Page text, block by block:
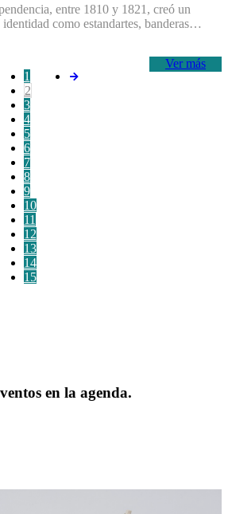
entre 1810 y 1821, creó un
como estandartes, banderas…
Ver más
1
2
3
4
5
6
7
8
9
10
11
12
13
14
15
en la agenda.